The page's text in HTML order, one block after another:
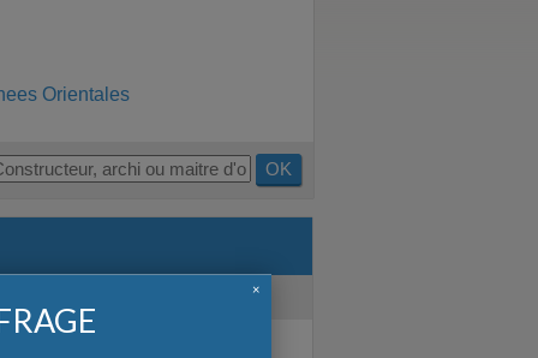
Orientales
OK
×